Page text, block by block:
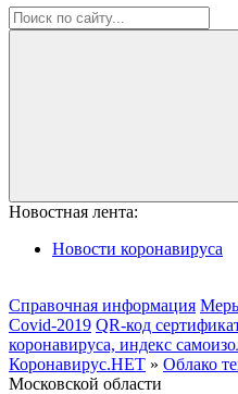
Новостная лента:
Новости коронавируса
Справочная информация
Covid-2019 QR-код
коронавируса, индекс
Коронавирус.НЕТ » Облако
Московской области